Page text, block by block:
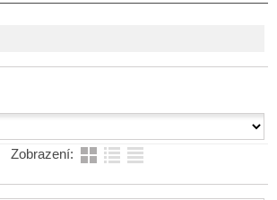
Zobrazení: